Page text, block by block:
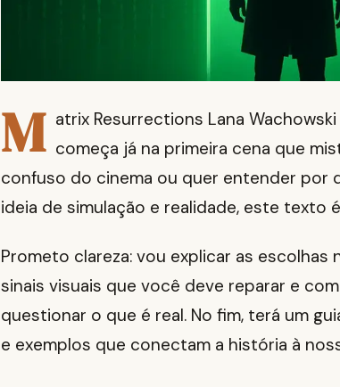
M atrix Resurrections Lana
começa já na primeira cena que
confuso do cinema ou quer entender por
ideia de simulação e realidade, este texto
Prometo clareza: vou explicar as escolhas
sinais visuais que você deve reparar e
questionar o que é real. No fim, terá um
e exemplos que conectam a história à